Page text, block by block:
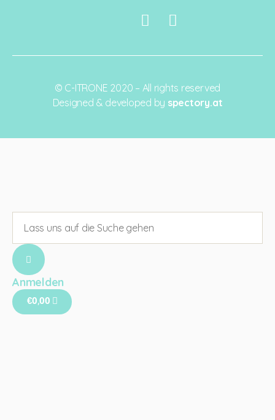
© C-ITRONE 2020 – All rights reserved
Designed & developed by spectory.at
Anmelden
€0,00